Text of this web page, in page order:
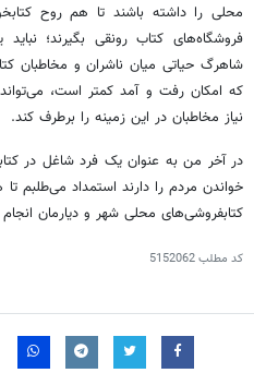
محلی را داشته باشند تا هم روح
فروشگاه‌های کتاب رونقی بگیرند؛
شاهرگ حیاتی میان ناشران و مخاطبان
که امکان رفت و آمد کمتر است، می‌تواند
نیاز مخاطبان در این زمینه را برطرف کند.
در آخر من به عنوان یک فرد شاغل در
خواندن مردم را دارند استمداد می‌طلبم
کتابفروشی‌های محلی شهر و دیارمان
کد مطلب5152062